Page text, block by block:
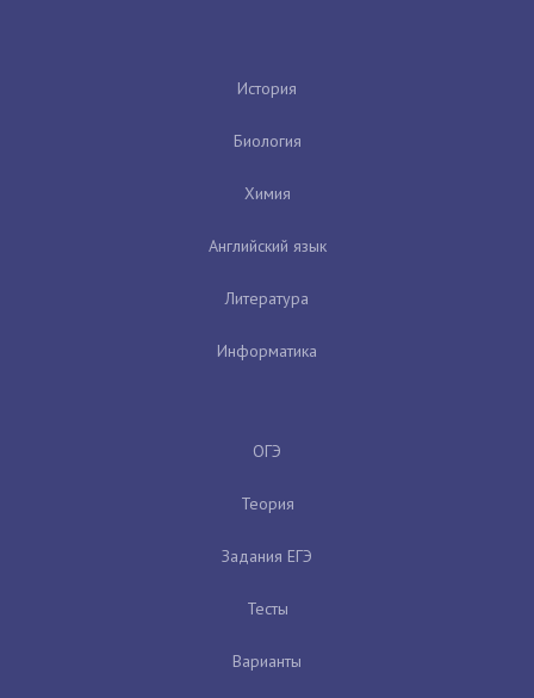
История
Биология
Химия
Английский язык
Литература
Информатика
ОГЭ
Теория
Задания ЕГЭ
Тесты
Варианты